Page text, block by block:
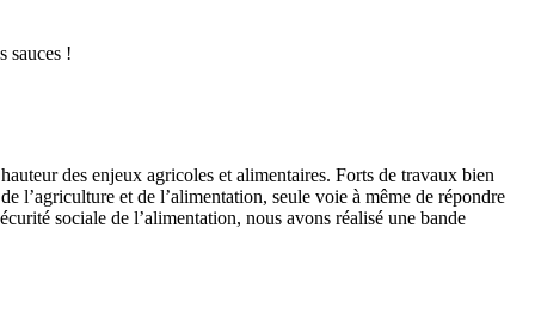
sauces !
des enjeux agricoles et alimentaires. Forts de travaux bien
l’agriculture et de l’alimentation, seule voie à même de répondre
sociale de l’alimentation, nous avons réalisé une bande